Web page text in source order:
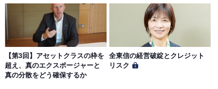
【第3回】アセットクラスの枠を
超え、真のエクスポージャーと
真の分散をどう確保するか
全東信の経営破綻とクレジット
リスク